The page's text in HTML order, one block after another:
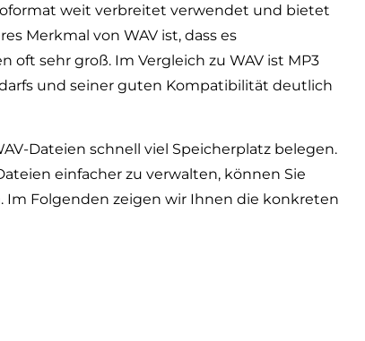
weit verbreitet verwendet und bietet
Merkmal von WAV ist, dass es
sehr groß. Im Vergleich zu WAV ist MP3
und seiner guten Kompatibilität deutlich
Dateien schnell viel Speicherplatz belegen.
einfacher zu verwalten, können Sie
. Im Folgenden zeigen wir Ihnen die konkreten